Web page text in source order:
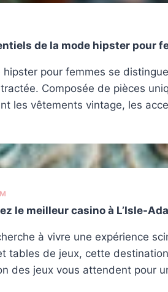
de la mode hipster pour
hipster pour femmes se
Composée de pièces
les vêtements vintage, les
le meilleur casino à L’Isle-
à vivre une expérience
tables de jeux, cette
des jeux vous attendent pour